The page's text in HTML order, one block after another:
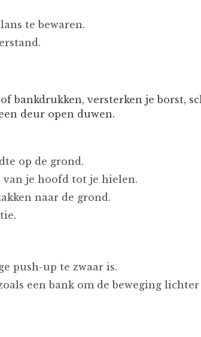
te bewaren.
bankdrukken, versterken je borst,
deur open duwen.
op de grond.
je hoofd tot je hielen.
naar de grond.
push-up te zwaar is.
een bank om de beweging lichter